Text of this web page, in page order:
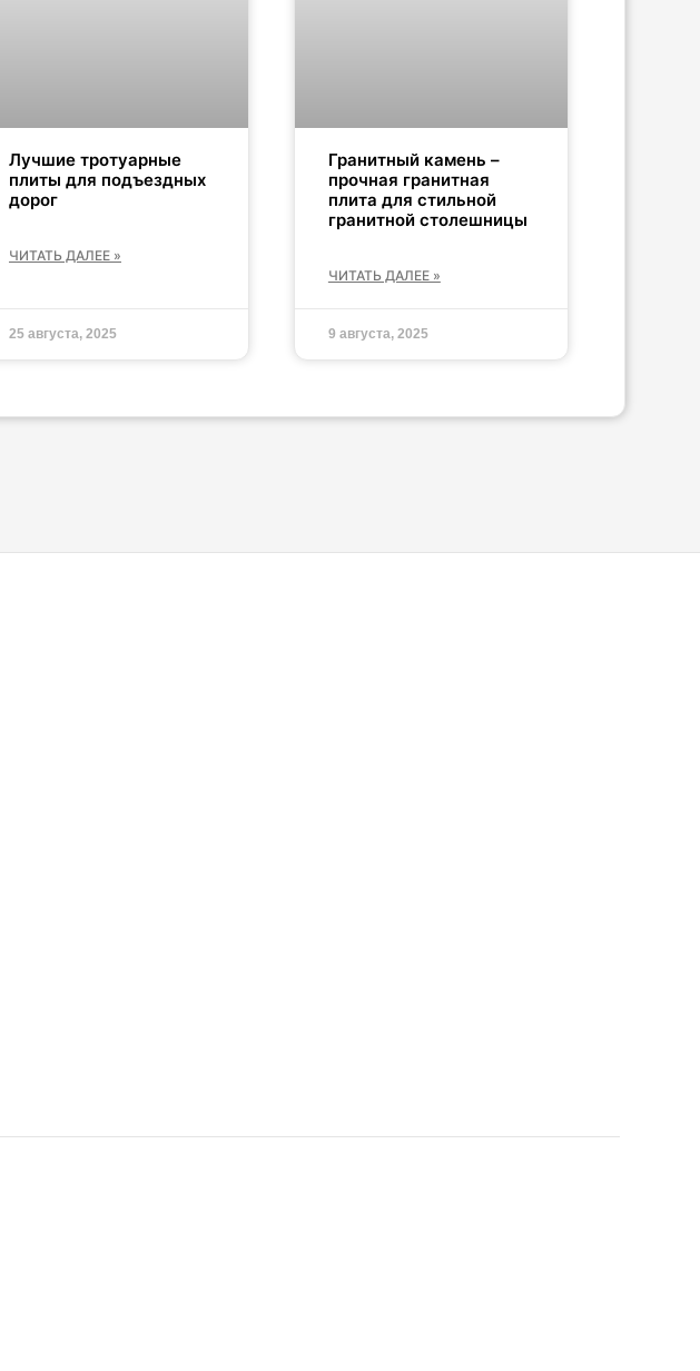
Лучшие тротуарные
плиты для подъездных
дорог
ЧИТАТЬ ДАЛЕЕ »
25 августа, 2025
Гранитный камень –
прочная гранитная
плита для стильной
гранитной столешницы
ЧИТАТЬ ДАЛЕЕ »
9 августа, 2025